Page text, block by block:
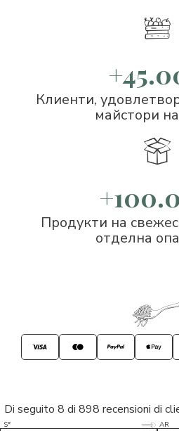
Клиенти,
майстори
Продукти на
отделна
Di seguito 8 di 898 recensioni di
S* 5/5 AR